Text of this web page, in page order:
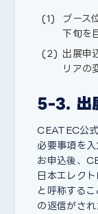
ブース
下旬を
出展申
リアの
5-3. 出
CEATEC公
必要事項を入
お申込後、
日本エレク
と呼称する
の返信がさ